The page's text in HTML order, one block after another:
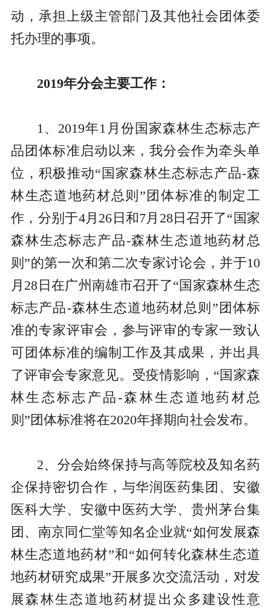
动，承担上级主管部门及其他社会团体委
托办理的事项。
2019年分会主要工作：
1、2019年1月份国家森林生态标志产
品团体标准启动以来，我分会作为牵头单
位，积极推动“国家森林生态标志产品-森
林生态道地药材总则”团体标准的制定工
作，分别于4月26日和7月28日召开了“国家
森林生态标志产品-森林生态道地药材总
则”的第一次和第二次专家讨论会，并于10
月28日在广州南雄市召开了“国家森林生态
标志产品-森林生态道地药材总则”团体标
准的专家评审会，参与评审的专家一致认
可团体标准的编制工作及其成果，并出具
了评审会专家意见。受疫情影响，“国家森
林生态标志产品-森林生态道地药材总
则”团体标准将在2020年择期向社会发布。
2、分会始终保持与高等院校及知名药
企保持密切合作，与华润医药集团、安徽
医科大学、安徽中医药大学、贵州茅台集
团、南京同仁堂等知名企业就“如何发展森
林生态道地药材”和“如何转化森林生态道
地药材研究成果”开展多次交流活动，对发
展森林生态道地药材提出众多建设性意